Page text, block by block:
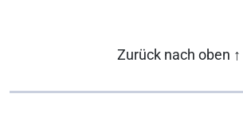
Zurück nach oben ↑